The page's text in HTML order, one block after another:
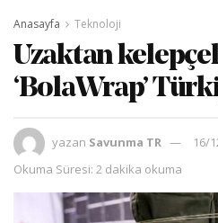
Anasayfa Teknoloji
Uzaktan
‘BolaWrap’
yazan Savunma TR
16/
Okuma Süresi: 2 dakika okuma